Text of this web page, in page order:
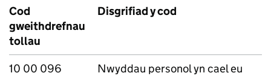
Cod
gweithdrefnau
tollau
Disgrifiad y cod
10 00 096
Nwyddau personol yn cael eu